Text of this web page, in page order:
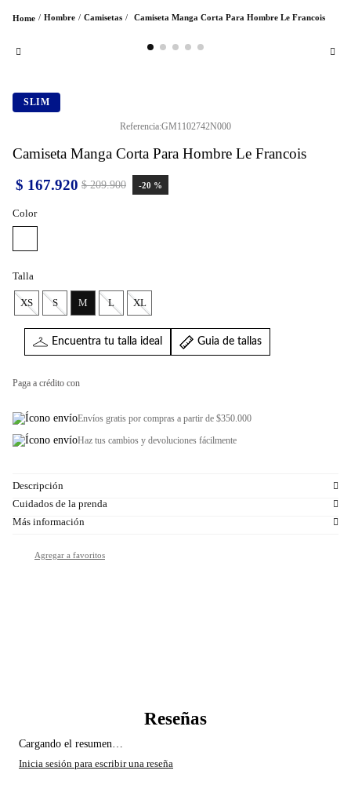
Hombre Camisetas Camiseta Manga Corta Para Hombre Le Francois
SLIM
Referencia:GM1102742N000
Camiseta Manga Corta Para Hombre Le Francois
$ 209.900
$ 167.920 -20 %
Color
Talla
XS S M L XL
Encuentra tu talla ideal Guia de tallas
Paga a crédito con
Envíos gratis por compras a partir de $350.000
Haz tus cambios y devoluciones fácilmente
Descripción
Cuidados de la prenda
Más información
Cargando el resumen…